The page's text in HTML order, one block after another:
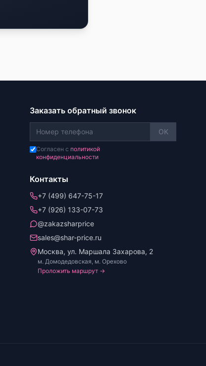
Заказать обратный звонок
OK
Согласен с политикой
конфиденциальности
Контакты
+7 (499) 647-75-17
+7 (926) 133-07-73
@zakazsharprice
sales@shar-price.ru
Москва, ул. Маршала Захарова, 2
м. Домодедовская, м. Орехово
Проложить маршрут →